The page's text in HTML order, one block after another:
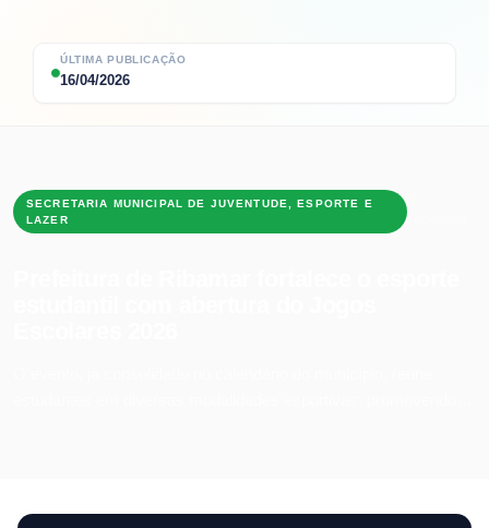
ÚLTIMA PUBLICAÇÃO
16/04/2026
SECRETARIA MUNICIPAL DE JUVENTUDE, ESPORTE E
LAZER
16/04/2026